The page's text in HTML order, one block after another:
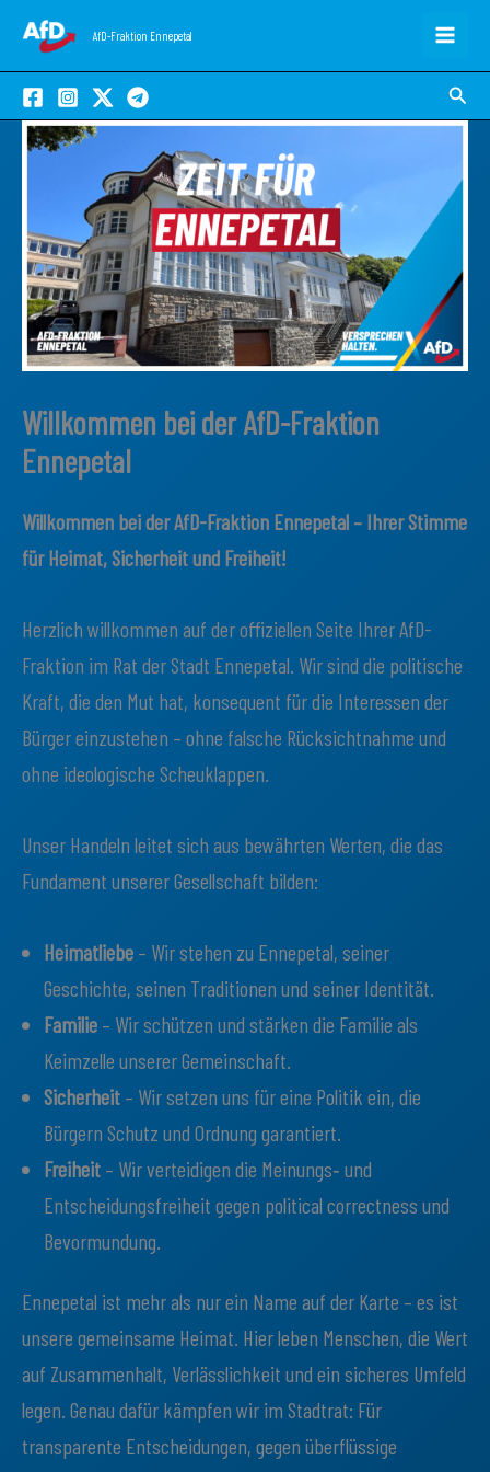
Inhalt
AfD-Fraktion Ennepetal
Willkommen bei der AfD-Fraktion
Ennepetal
Willkommen bei der AfD-Fraktion Ennepetal – Ihrer Stimme
für Heimat, Sicherheit und Freiheit!
Herzlich willkommen auf der offiziellen Seite Ihrer AfD-
Fraktion im Rat der Stadt Ennepetal. Wir sind die politische
Kraft, die den Mut hat, konsequent für die Interessen der
Bürger einzustehen – ohne falsche Rücksichtnahme und
ohne ideologische Scheuklappen.
Unser Handeln leitet sich aus bewährten Werten, die das
Fundament unserer Gesellschaft bilden:
Heimatliebe – Wir stehen zu Ennepetal, seiner
Geschichte, seinen Traditionen und seiner Identität.
Familie – Wir schützen und stärken die Familie als
Keimzelle unserer Gemeinschaft.
Sicherheit – Wir setzen uns für eine Politik ein, die
Bürgern Schutz und Ordnung garantiert.
Freiheit – Wir verteidigen die Meinungs‑ und
Entscheidungsfreiheit gegen political correctness und
Bevormundung.
Ennepetal ist mehr als nur ein Name auf der Karte – es ist
unsere gemeinsame Heimat. Hier leben Menschen, die Wert
auf Zusammenhalt, Verlässlichkeit und ein sicheres Umfeld
legen. Genau dafür kämpfen wir im Stadtrat: Für
transparente Entscheidungen, gegen überflüssige